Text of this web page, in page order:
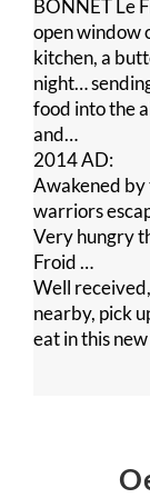
BONNET Le
open window
kitchen, a
night…
food into the
and…
2014 AD:
Awakened by
warriors
Very hungry
Froid …
Well
nearby, pick
eat in this